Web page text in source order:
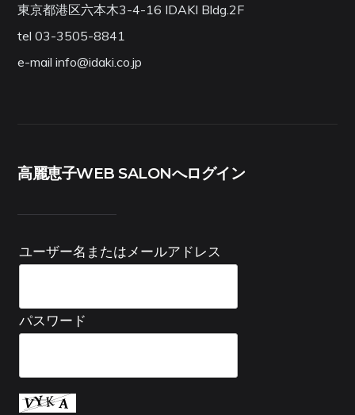
東京都港区六本木3-4-16 IDAKI Bldg.2F
tel 03-3505-8841
e-mail info@idaki.co.jp
高麗恵子WEB SALONへログイン
ユーザー名またはメールアドレス
パスワード